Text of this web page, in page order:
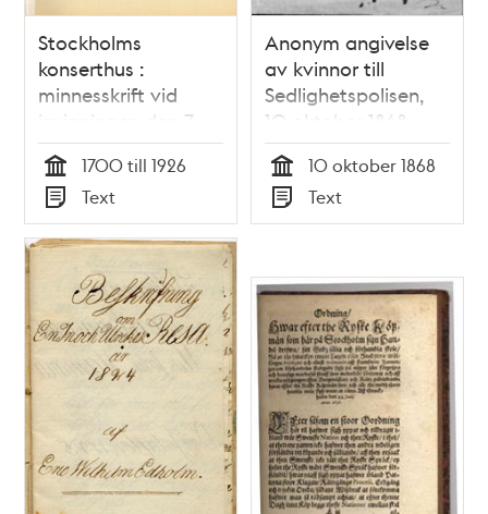
Stockholms
konserthus :
minnesskrift vid
invigningen den 7
april 1926
Tid
1700 till 1926
Typ
Text
Anonym angivelse
av kvinnor till
Sedlighetspolisen,
10 oktober 1868
Tid
10 oktober 1868
Typ
Text